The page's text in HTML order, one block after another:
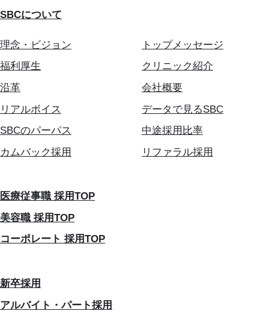
SBCについて
理念・ビジョン
トップメッセージ
福利厚生
クリニック紹介
沿革
会社概要
リアルボイス
データで見るSBC
SBCのパーパス
中途採用比率
カムバック採用
リファラル採用
医療従事職 採用TOP
美容職 採用TOP
コーポレート 採用TOP
新卒採用
アルバイト・パート採用